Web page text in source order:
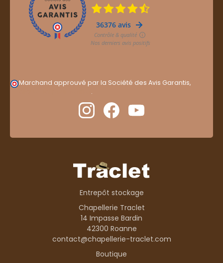
Marchand approuvé par la Société des Avis Garantis,
.
Entrepôt stockage
Chapellerie Traclet
14 Impasse Bardin
42300 Roanne
contact@chapellerie-traclet.com
Boutique